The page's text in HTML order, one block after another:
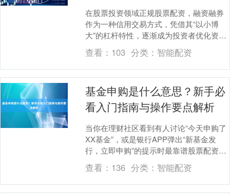
在股票投资领域正规股票配资，融资融券
作为一种信用交易方式，凭借其“以小博
大”的杠杆特性，逐渐成为投资者优化资产
配置、增强收益的重要工具。然而，这项
业务并非对所有....
查看： 103 分类： 智能配资
基金申购是什么意思？新手必
看入门指南与操作要点解析
当你在理财社区看到有人讨论“今天申购了
XX基金”，或是银行APP弹出“新基金发
行，立即申购”的提示时最靠谱股票配资平
台，是否会产生这样的疑问：基金申购究
竟是什么....
查看： 136 分类： 智能配资